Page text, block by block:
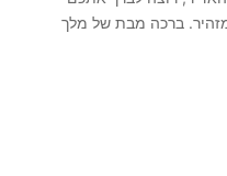
ברכה מבת של מלך